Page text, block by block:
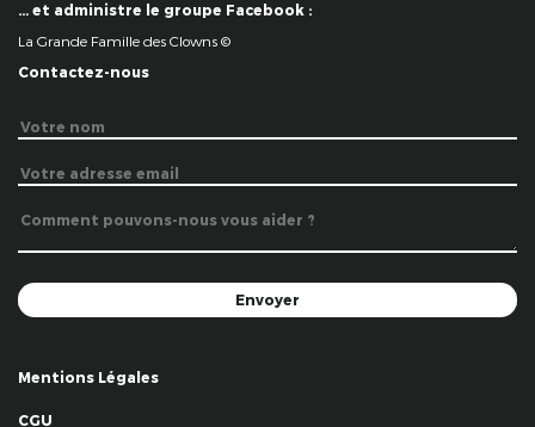
… et administre le groupe Facebook :
La Grande Famille des Clowns ©
Contactez-nous
Mentions Légales
CGU